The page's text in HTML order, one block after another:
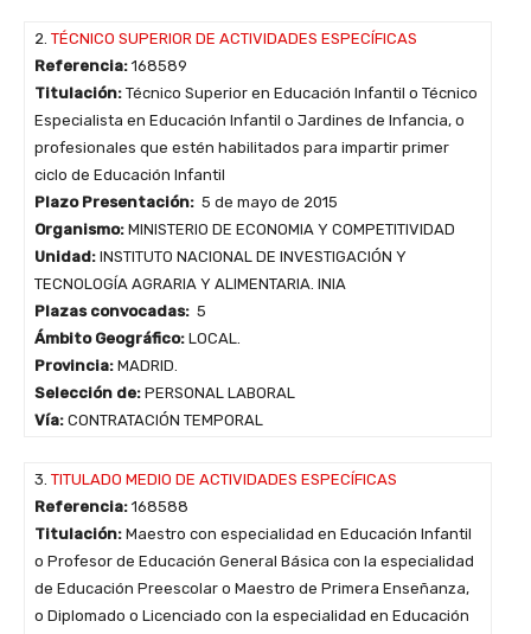
2. TÉCNICO SUPERIOR DE ACTIVIDADES ESPECÍFICAS
Referencia: 168589
Titulación: Técnico Superior en Educación Infantil o Técnico
Especialista en Educación Infantil o Jardines de Infancia, o
profesionales que estén habilitados para impartir primer
ciclo de Educación Infantil
Plazo Presentación: 5 de mayo de 2015
Organismo: MINISTERIO DE ECONOMIA Y COMPETITIVIDAD
Unidad: INSTITUTO NACIONAL DE INVESTIGACIÓN Y
TECNOLOGÍA AGRARIA Y ALIMENTARIA. INIA
Plazas convocadas: 5
Ámbito Geográfico: LOCAL.
Provincia: MADRID.
Selección de: PERSONAL LABORAL
Vía: CONTRATACIÓN TEMPORAL
3. TITULADO MEDIO DE ACTIVIDADES ESPECÍFICAS
Referencia: 168588
Titulación: Maestro con especialidad en Educación Infantil
o Profesor de Educación General Básica con la especialidad
de Educación Preescolar o Maestro de Primera Enseñanza,
o Diplomado o Licenciado con la especialidad en Educación